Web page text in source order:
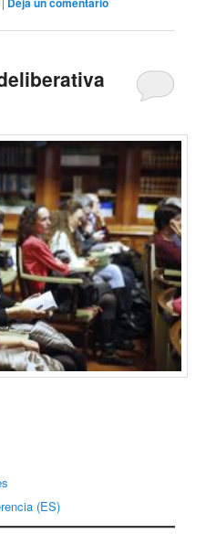
(ES)